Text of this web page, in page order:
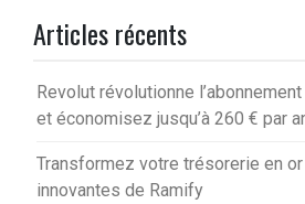
Articles récents
Revolut révolutionne
et économisez jusqu’à 260 € par
Transformez votre trésorerie en
innovantes de Ramify